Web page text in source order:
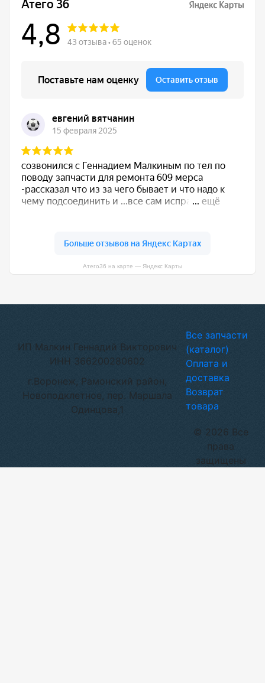
Атего36 на карте — Яндекс Карты
ИП Малкин Геннадий Викторович
ИНН 366200280602
г.Воронеж, Рамонский район,
Новоподклетное, пер. Маршала
Одинцова,1
© 2026 Все
права
защищены
Все запчасти
(каталог)
Оплата и
доставка
Возврат
товара